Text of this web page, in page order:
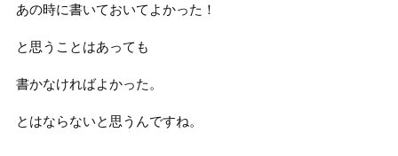
あの時に書いておいてよかった！
と思うことはあっても
書かなければよかった。
とはならないと思うんですね。